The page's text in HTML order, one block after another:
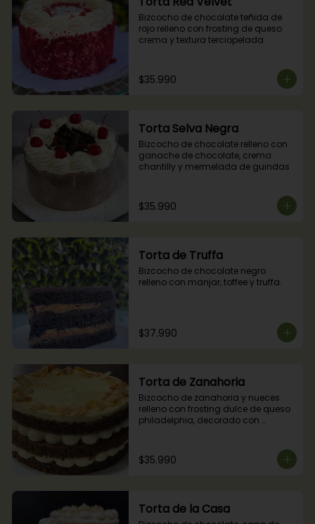
Bizcocho de chocolate teñida de
rojo relleno con frosting de queso
crema y textura terciopelada
$35.990
Torta Selva Negra
Bizcocho de chocolate relleno con
ganache de chocolate, crema
chantilly y mermelada de guindas
$35.990
Torta de Truffa
Bizcocho de chocolate negro
relleno con manjar, toffee y truffa.
$37.990
Torta de Zanahoria
Bizcocho de zanahoria y nueces
relleno con frosting dulce de queso
philadelphia, decorado con
$35.990
Torta de la Casa